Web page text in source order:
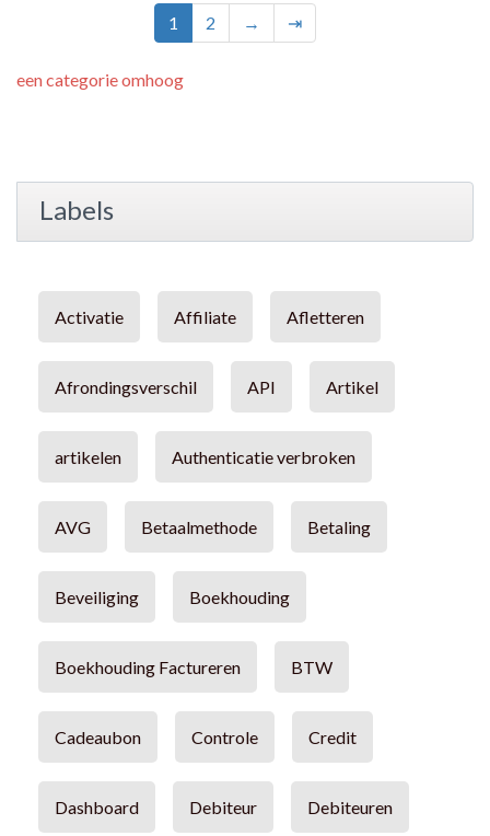
1 2 → ⇥
een categorie omhoog
Labels
Activatie Affiliate Afletteren
Afrondingsverschil API Artikel
artikelen Authenticatie verbroken
AVG Betaalmethode Betaling
Beveiliging Boekhouding
Boekhouding Factureren BTW
Cadeaubon Controle Credit
Dashboard Debiteur Debiteuren